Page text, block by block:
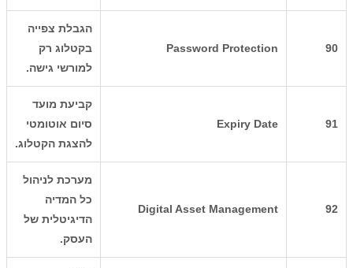
90
Password Protection
הגבלת צפייה
בקטלוג רק
למורשי גישה.
91
Expiry Date
קביעת מועד
סיום אוטומטי
להצגת הקטלוג.
92
Digital Asset Management
מערכת לניהול
כל המדיה
הדיגיטלית של
העסק.